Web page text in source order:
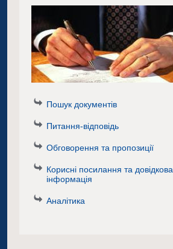
Пошук документів
Питання-відповідь
Обговорення та пропозиції
Корисні посилання та довідкова
інформація
Аналітика